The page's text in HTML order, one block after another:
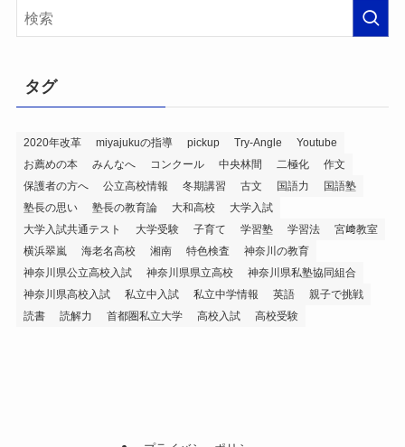
イ
タグ
2020年改革 miyajukuの指導 pickup Try-Angle
Youtube
お薦めの本
みんなへ コンクール 中央林間 二極化
作文
保護者の方へ
公立高校情報 冬期講習 古文 国語力
国語塾
塾長の思い
塾長の教育論 大和高校
大学入試
大学入試共通テスト
大学受験 子育て 学習塾 学習法
宮﨑教室
横浜翠嵐
海老名高校 湘南 特色検査
神奈川の教育
神奈川県公立高校入試
神奈川県県立高校
神奈川県私塾協同組合
神奈川県高校入試
私立中入試 私立中学情報 英語
親子で挑戦
読書
読解力 首都圏私立大学 高校入試 高校受験